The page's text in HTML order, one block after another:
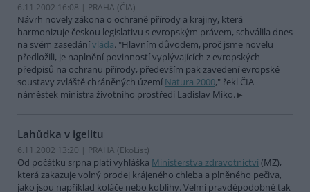
6.11.2002 16:08 | PRAHA (ČIA)
Návrh novely zákona o ochraně přírody a krajiny, která
harmonizuje českou legislativu s evropským právem, schválila dnes
na svém zasedánívláda. "Hlavním důvodem, proč jsme novelu
předložili, je naplnění povinností vyplývajících z evropských
předpisů na ochranu přírody, především pak zavedení evropské
soustavy zvláště chráněných území Natura 2000," řekl ČIA
náměstek ministra životního prostředí Ladislav Miko.
Lahůdka v igelitu
6.11.2002 13:20 | PRAHA (EkoList)
Od počátku srpna platí vyhláška Ministerstva zdravotnictví(MZ),
která zakazuje volný prodej krájeného chleba a plněného pečiva,
jako jsou například koláče nebo koblihy. Velmi pravděpodobně tak